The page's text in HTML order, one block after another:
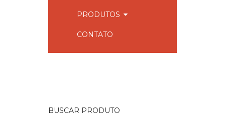
PRODUTOS
CONTATO
BUSCAR PRODUTO